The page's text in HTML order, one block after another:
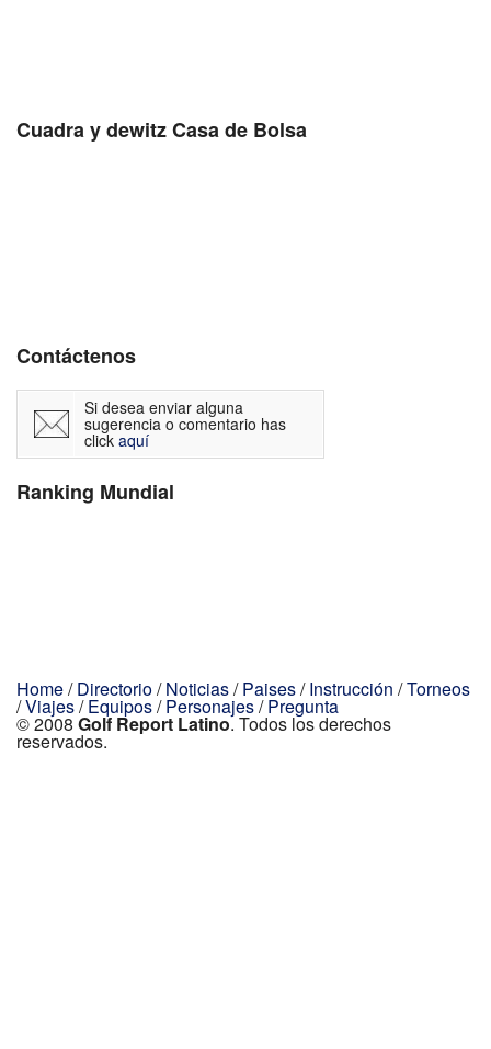
Cuadra y dewitz Casa de Bolsa
Contáctenos
Si desea enviar alguna
sugerencia o comentario has
click aquí
Ranking Mundial
Home/Directorio/Noticias/Paises/Instrucción /Torneos
/Viajes/Equipos/Personajes/Pregunta
© 2008 Golf Report Latino. Todos los derechos
reservados.